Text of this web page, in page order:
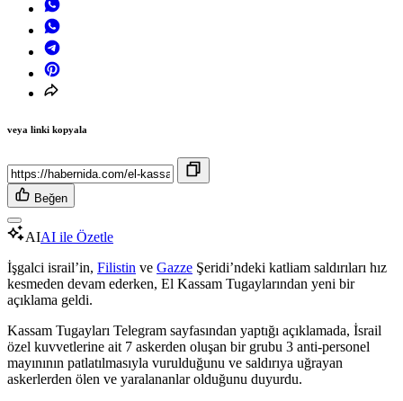
veya linki kopyala
Beğen
AIAI ile Özetle
İşgalci israil’in, Filistin ve Gazze Şeridi’ndeki katliam saldırıları hız
kesmeden devam ederken, El Kassam Tugaylarından yeni bir
açıklama geldi.
Kassam Tugayları Telegram sayfasından yaptığı açıklamada, İsrail
özel kuvvetlerine ait 7 askerden oluşan bir grubu 3 anti-personel
mayınının patlatılmasıyla vurulduğunu ve saldırıya uğrayan
askerlerden ölen ve yaralananlar olduğunu duyurdu.